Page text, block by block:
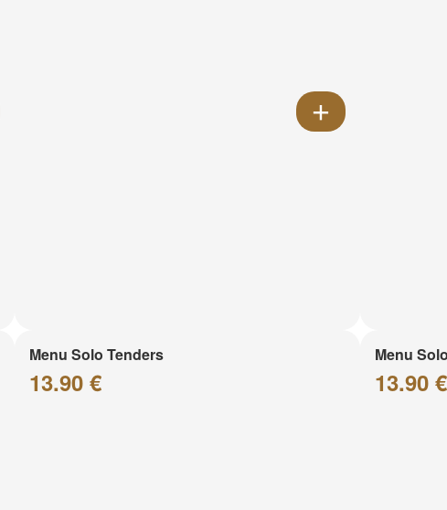
Menu Solo Tenders
13.90 €
Menu
13.90 €